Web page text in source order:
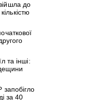
до
та інші:
за 40